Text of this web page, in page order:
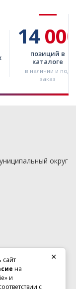
14
позиций в
каталоге
в наличии и под
заказ
округ
сайт
на
и
с
×